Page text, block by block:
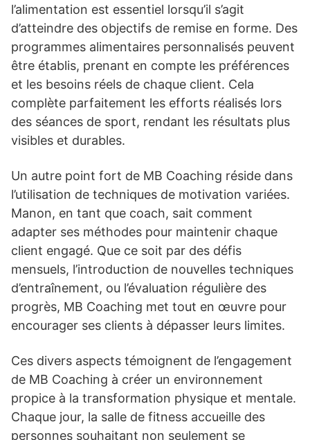
l’alimentation est essentiel lorsqu’il s’agit
d’atteindre des objectifs de remise en forme. Des
programmes alimentaires personnalisés peuvent
être établis, prenant en compte les préférences
et les besoins réels de chaque client. Cela
complète parfaitement les efforts réalisés lors
des séances de sport, rendant les résultats plus
visibles et durables.
Un autre point fort de MB Coaching réside dans
l’utilisation de techniques de motivation variées.
Manon, en tant que coach, sait comment
adapter ses méthodes pour maintenir chaque
client engagé. Que ce soit par des défis
mensuels, l’introduction de nouvelles techniques
d’entraînement, ou l’évaluation régulière des
progrès, MB Coaching met tout en œuvre pour
encourager ses clients à dépasser leurs limites.
Ces divers aspects témoignent de l’engagement
de MB Coaching à créer un environnement
propice à la transformation physique et mentale.
Chaque jour, la salle de fitness accueille des
personnes souhaitant non seulement se